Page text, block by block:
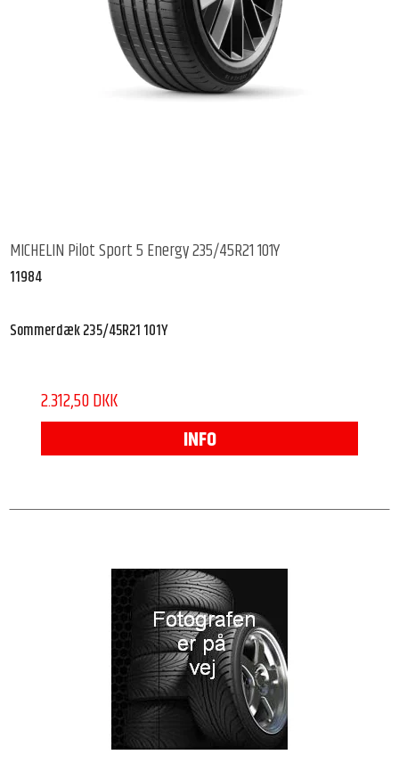
MICHELIN Pilot Sport 5 Energy 235/45R21 101Y
11984
Sommerdæk 235/45R21 101Y
2.312,50 DKK
INFO